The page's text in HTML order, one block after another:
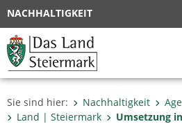
NACHHALTIGKEIT
Sie sind hier: Nachhaltigkeit
Land | Steiermark
Umsetzung